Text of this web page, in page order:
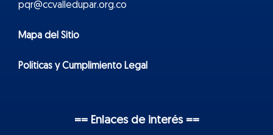
pqr@ccvalledupar.org.co
Mapa del Sitio
Políticas y Cumplimiento Legal
== Enlaces de interés ==